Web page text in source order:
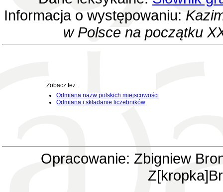
Informacja o występowaniu:
w Polsce na początku
Zobacz też:
Odmiana nazw polskich miejscowości
Odmiana i składanie liczebników
Opracowanie: Zbigniew